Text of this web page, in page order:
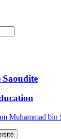
Muhammad bin